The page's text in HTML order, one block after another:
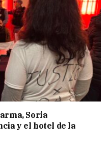
Soria
y el hotel de la